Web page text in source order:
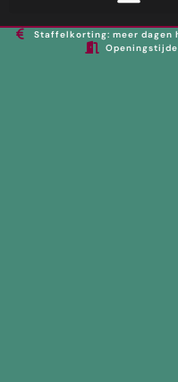
Staffelkorting: meer dagen